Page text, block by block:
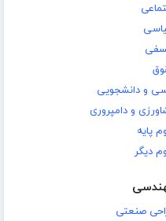
و دانشجویی
و دامپروری
پایه
دیگر
صنعتی